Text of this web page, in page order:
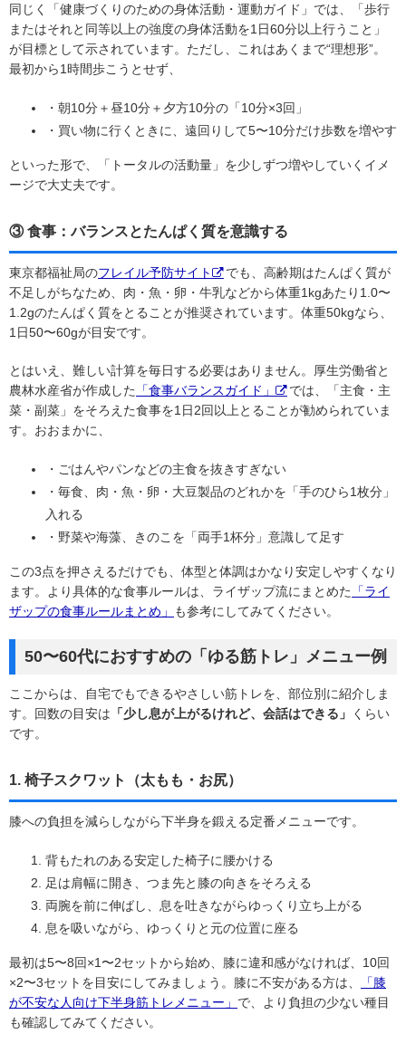
同じく「健康づくりのための身体活動・運動ガイド」では、「歩行
またはそれと同等以上の強度の身体活動を1日60分以上行うこと」
が目標として示されています。ただし、これはあくまで“理想形”。
最初から1時間歩こうとせず、
・朝10分＋昼10分＋夕方10分の「10分×3回」
・買い物に行くときに、遠回りして5〜10分だけ歩数を増やす
といった形で、「トータルの活動量」を少しずつ増やしていくイメ
ージで大丈夫です。
③ 食事：バランスとたんぱく質を意識する
東京都福祉局のフレイル予防サイト
でも、高齢期はたんぱく質が
不足しがちなため、肉・魚・卵・牛乳などから体重1kgあたり1.0〜
1.2gのたんぱく質をとることが推奨されています。体重50kgなら、
1日50〜60gが目安です。
とはいえ、難しい計算を毎日する必要はありません。厚生労働省と
農林水産省が作成した
「食事バランスガイド」
では、「主食・主
菜・副菜」をそろえた食事を1日2回以上とることが勧められていま
す。おおまかに、
・ごはんやパンなどの主食を抜きすぎない
・毎食、肉・魚・卵・大豆製品のどれかを「手のひら1枚分」
入れる
・野菜や海藻、きのこを「両手1杯分」意識して足す
この3点を押さえるだけでも、体型と体調はかなり安定しやすくなり
ます。より具体的な食事ルールは、ライザップ流にまとめた
「ライ
ザップの食事ルールまとめ」
も参考にしてみてください。
50〜60代におすすめの「ゆる筋トレ」メニュー例
ここからは、自宅でもできるやさしい筋トレを、部位別に紹介しま
す。回数の目安は 「少し息が上がるけれど、会話はできる」
くらい
です。
1. 椅子スクワット（太もも・お尻）
膝への負担を減らしながら下半身を鍛える定番メニューです。
背もたれのある安定した椅子に腰かける
足は肩幅に開き、つま先と膝の向きをそろえる
両腕を前に伸ばし、息を吐きながらゆっくり立ち上がる
息を吸いながら、ゆっくりと元の位置に座る
最初は5〜8回×1〜2セットから始め、膝に違和感がなければ、10回
×2〜3セットを目安にしてみましょう。膝に不安がある方は、
「膝
が不安な人向け下半身筋トレメニュー」 で、より負担の少ない種目
も確認してみてください。